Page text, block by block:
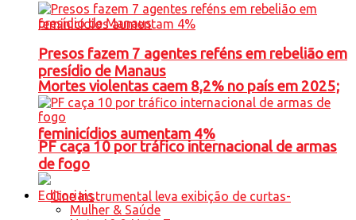
Mortes violentas caem 8,2% no país em 2025;
feminicídios aumentam 4%
Presos fazem 7 agentes reféns em rebelião em
presídio de Manaus
PF caça 10 por tráfico internacional de armas
de fogo
Editoriais
Mulher & Saúde